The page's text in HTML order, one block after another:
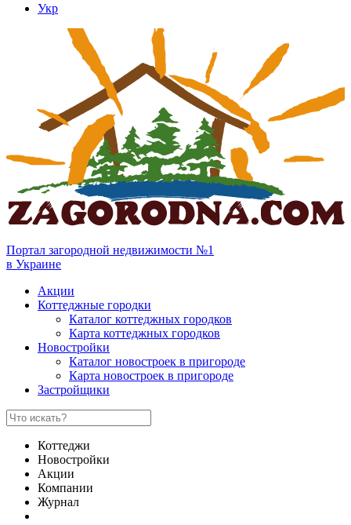
Укр
Портал загородной недвижимости №1
в Украине
Акции
Коттеджные городки
Каталог коттеджных городков
Карта коттеджных городков
Новостройки
Каталог новостроек в пригороде
Карта новостроек в пригороде
Застройщики
Коттеджи
Новостройки
Акции
Компании
Журнал